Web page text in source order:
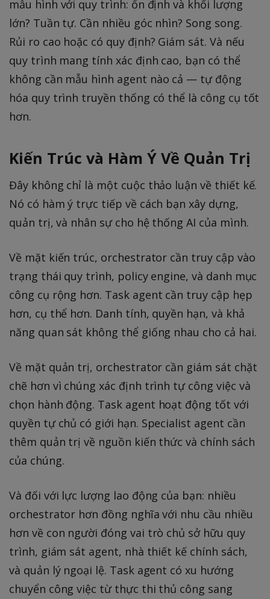
mẫu hình với quy trình: ổn định và khối lượng
lớn? Tuần tự. Cần nhiều góc nhìn? Song song.
Rủi ro cao hoặc có quy định? Giám sát. Và nếu
quy trình mang tính xác định cao, bạn có thể
không cần mẫu hình agent nào cả — tự động
hóa quy trình truyền thống có thể là công cụ tốt
hơn.
Kiến Trúc và Hàm Ý Về Quản Trị
Đây không chỉ là một cuộc thảo luận về thiết kế.
Nó có hàm ý trực tiếp về cách bạn xây dựng,
quản trị, và nhân sự cho hệ thống AI của mình.
Về mặt kiến trúc, orchestrator cần truy cập vào
trạng thái quy trình, policy engine, và danh mục
công cụ rộng hơn. Task agent cần truy cập hẹp
hơn, cụ thể hơn. Danh tính, quyền hạn, và khả
năng quan sát không thể giống nhau cho cả hai.
Về mặt quản trị, orchestrator cần giám sát chặt
chẽ hơn vì chúng xác định trình tự công việc và
chọn hành động. Task agent hoạt động tốt với
quyền tự chủ có giới hạn. Specialist agent cần
thêm quản trị về nguồn kiến thức và chính sách
của chúng.
Và đối với lực lượng lao động của bạn: nhiều
orchestrator hơn đồng nghĩa với nhu cầu nhiều
hơn về con người đóng vai trò chủ sở hữu quy
trình, giám sát agent, nhà thiết kế chính sách,
và quản lý ngoại lệ. Task agent có xu hướng
chuyển công việc từ thực thi thủ công sang